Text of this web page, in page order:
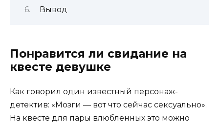
Вывод
Понравится ли свидание на
квесте девушке
Как говорил один известный персонаж-
детектив: «Мозги — вот что сейчас сексуально».
На квесте для пары влюбленных это можно